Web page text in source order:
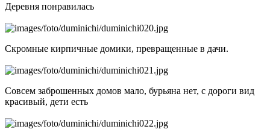
Деревня понравилась
Скромные кирпичные домики, превращенные в дачи.
Совсем заброшенных домов мало, бурьяна нет, с дороги вид
красивый, дети есть